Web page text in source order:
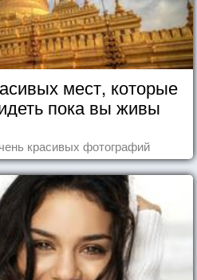
мест, которые
пока вы живы
красивых фотографий